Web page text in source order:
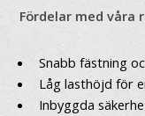
Fördelar med våra
Snabb fästning
Låg lasthöjd för
Inbyggda